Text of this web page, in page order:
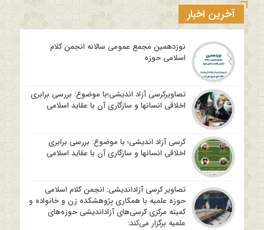
آخرین اخبار
نوزدهمین مجمع عمومی سالانه انجمن کلام
اسلامی حوزه
تصاویرکرسی آزاد اندیشی؛با موضوع: بررسی برابری
اخلاقی انسانها و سازگاری آن با عقاید اسلامی
کرسی آزاد اندیشی؛ با موضوع: بررسی برابری
اخلاقی انسانها و سازگاری آن با عقاید اسلامی
تصاویر کرسی آزاداندیشی: انجمن کلام اسلامی
حوزه علمیه با همکاری پژوهشکده زن و خانواده و
کمیته مرکزی کرسی‌های آزاداندیشی حوزه‌های
علمیه برگزار می‌کند: